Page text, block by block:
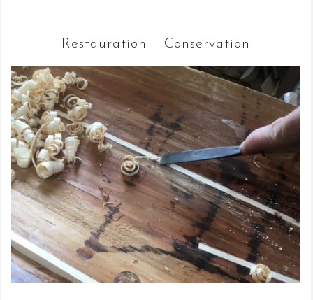
Restauration – Conservation